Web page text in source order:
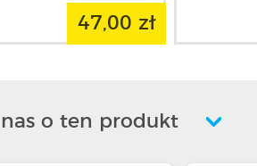
47,00 zł
o ten produkt